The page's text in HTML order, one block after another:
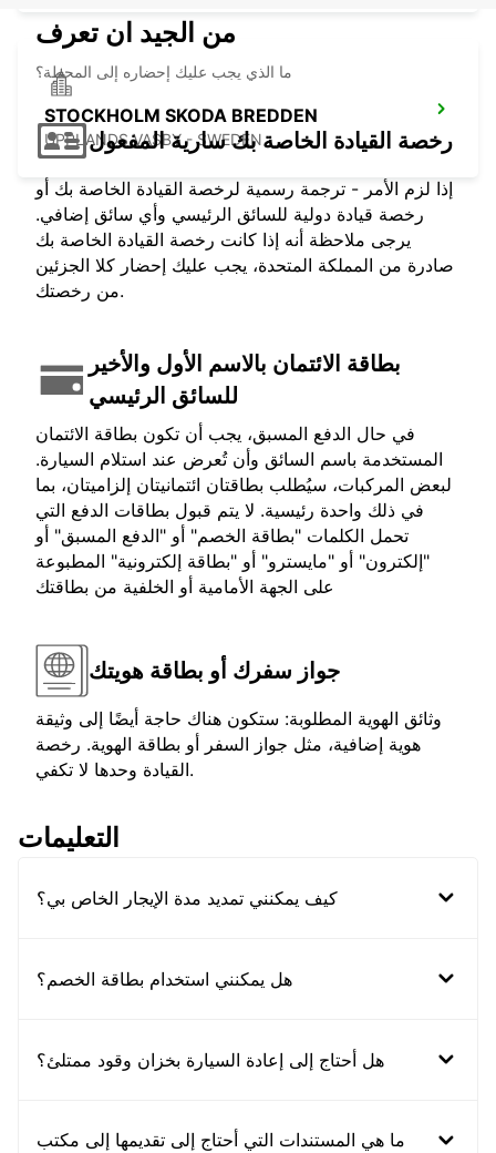
STOCKHOLM SKODA BREDDEN
UPPLANDS VASBY - SWEDEN
من الجيد ان تعرف
ما الذي يجب عليك إحضاره إلى المحطة؟
رخصة القيادة الخاصة بك سارية المفعول
إذا لزم الأمر - ترجمة رسمية لرخصة القيادة الخاصة بك أو
رخصة قيادة دولية للسائق الرئيسي وأي سائق إضافي.
يرجى ملاحظة أنه إذا كانت رخصة القيادة الخاصة بك
صادرة من المملكة المتحدة، يجب عليك إحضار كلا الجزئين
من رخصتك.
بطاقة الائتمان بالاسم الأول والأخير
للسائق الرئيسي
في حال الدفع المسبق، يجب أن تكون بطاقة الائتمان
المستخدمة باسم السائق وأن تُعرض عند استلام السيارة.
لبعض المركبات، سيُطلب بطاقتان ائتمانيتان إلزاميتان، بما
في ذلك واحدة رئيسية. لا يتم قبول بطاقات الدفع التي
تحمل الكلمات "بطاقة الخصم" أو "الدفع المسبق" أو
"إلكترون" أو "مايسترو" أو "بطاقة إلكترونية" المطبوعة
على الجهة الأمامية أو الخلفية من بطاقتك
جواز سفرك أو بطاقة هويتك
وثائق الهوية المطلوبة: ستكون هناك حاجة أيضًا إلى وثيقة
هوية إضافية، مثل جواز السفر أو بطاقة الهوية. رخصة
القيادة وحدها لا تكفي.
التعليمات
كيف يمكنني تمديد مدة الإيجار الخاص بي؟
هل يمكنني استخدام بطاقة الخصم؟
هل أحتاج إلى إعادة السيارة بخزان وقود ممتلئ؟
ما هي المستندات التي أحتاج إلى تقديمها إلى مكتب